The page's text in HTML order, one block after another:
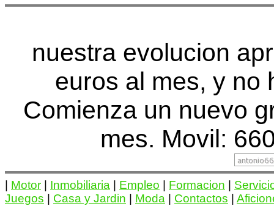
nuestra evolucion
euros al mes, y no
Comienza un nuevo
mes. Movil:
Motor Inmobiliaria Empleo Formacion
Juegos
Casa y Jardin Moda Contactos